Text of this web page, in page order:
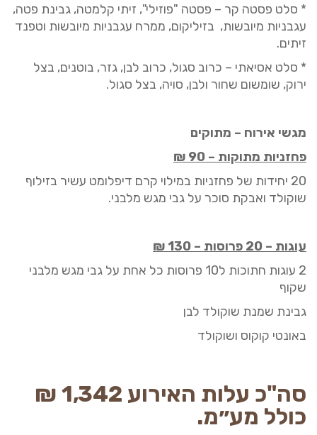
* סלט פסטה קר – פסטה "פוזילי", זיתי קלמטה, גבינת פטה,
עגבניות מיובשות, בזיליקום, ממרח עגבניות מיובשות וטפנד
זיתים.
* סלט אסיאתי – כרוב סגול, כרוב לבן, גזר, בוטנים, בצל
ירוק, שומשום שחור ולבן, סויה, בצל סגול.
מגשי אירוח – מתוקים
פחזניות מתוקות –
90
₪
20 יחידות של פחזניות במילוי קרם דיפלומט עשיר בזילוף
שוקולד ואבקת סוכר על גבי מגש מלבני.
עוגות – 20 פרוסות –
130
₪
2 עוגות חתוכות ל10 פרוסות כל אחת על גבי מגש מלבני
שקוף
גבינת שמנת שוקולד לבן
באונטי קוקוס ושוקולד
סה"כ עלות האירוע 1,342
₪
כולל מע״מ.